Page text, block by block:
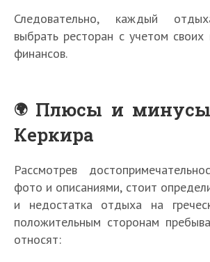
Следовательно, каждый
выбрать ресторан с учетом своих
финансов.
Плюсы и минусы
Керкира
Рассмотрев
фото и описаниями, стоит
и недостатка отдыха на
положительным сторонам
относят: